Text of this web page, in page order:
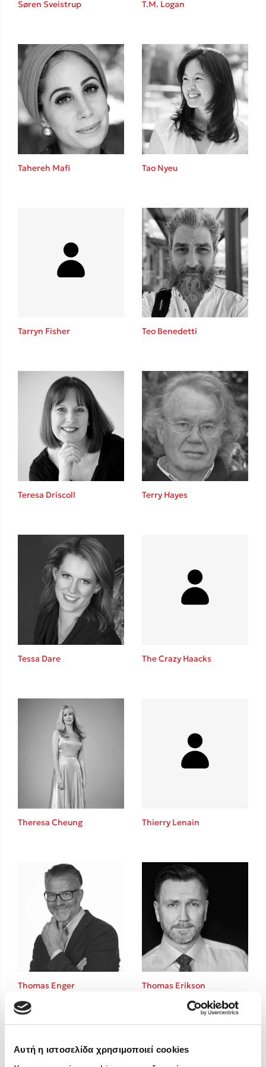
Αυτή η ιστοσελίδα χρησιμοποιεί cookies
Sebastian Fitzek
Playlist
Το λεξικό της ζωής σου
Κώστας Κρομμύδας
Ιωάννης Γλωσσόπουλος
Ένας γίγαντας στο σχολείο
Δανάη Δεληγεώργη
Mel Robbins
Η μέθοδος Αφήστε τους
Δημοφιλείς Συγγραφείς
Φυστίκι ΠουΚυλάει
Παύλος Καστανάς
El Sombrero
Στέφανος Ξενάκης
Sebastian Fitzek
Lucinda Riley
Mimi Matthews
Benzamin Bécue
Rebecca Yarros
Teo Benedetti
Τζένη Κουτσοδημητροπούλου
Ali Hazelwood
Cori Doerrfeld
Pierdomenico Baccalario
Δανάη Ιμπραχήμ
Søren Sveistrup T.M. Logan
Tahereh Mafi Tao Nyeu
Tarryn Fisher Teo Benedetti
Teresa Driscoll Terry Hayes
Tessa Dare The Crazy Haacks
Theresa Cheung Thierry Lenain
Thomas Enger Thomas Erikson